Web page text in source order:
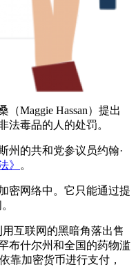
Maggie Hassan）提出
法毒品的人的处罚。
州的共和党参议员约翰·
》 。
密网络中。它只能通过提
互联网的黑暗角落出售
布什尔州和全国的药物滥
靠加密货币进行支付，